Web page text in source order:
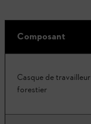
Composant
Casque de travailleur
forestier